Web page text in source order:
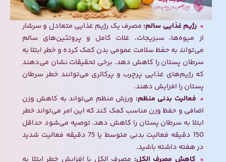
رژیم غذایی سالم: مصرف یک رژیم غذایی متعادل و سرشار
از میوه‌ها، سبزیجات، غلات کامل و پروتئین‌های سالم
می‌تواند به حفظ سلامت عمومی بدن کمک کرده و خطر ابتلا به
سرطان پستان را کاهش دهد. برخی تحقیقات نشان می‌دهند
که رژیم‌های غذایی پرچرب و پرکالری می‌توانند خطر سرطان
پستان را افزایش دهند.
فعالیت بدنی منظم: ورزش منظم می‌تواند به کاهش وزن
اضافی و حفظ وزن مناسب کمک کند که این امر می‌تواند خطر
ابتلا به سرطان پستان را کاهش دهد. توصیه می‌شود حداقل
150 دقیقه فعالیت بدنی متوسط یا 75 دقیقه فعالیت شدید
در هفته داشته باشید.
کاهش مصرف الکل: مصرف الکل با افزایش خطر ابتلا به